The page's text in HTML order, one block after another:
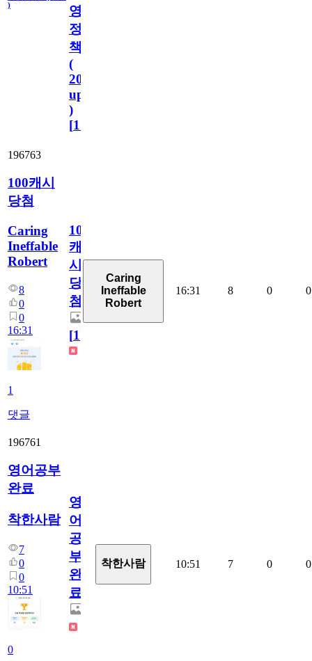
)
영
정
책
(
2023.11.1
update
)
[110
196763
100캐시
당첨
Caring
Ineffable
Robert
8
0
0
16:31
1
댓글
100
캐
시
당
첨
[1]
Caring
Ineffable
Robert
16:31 8 0 0
196761
영어공부
완료
착한사람
7
0
0
10:51
0
영
어
공
부
완
료
착한사람 10:51 7 0 0